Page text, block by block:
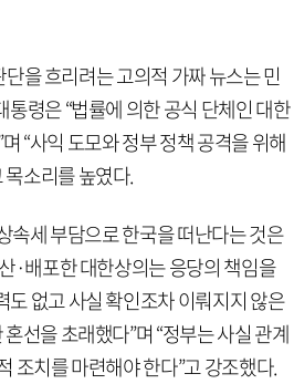
을 흐리려는 고의적 가짜 뉴스는 민
령은 “법률에 의한 공식 단체인 대한
“사익 도모와 정부 정책 공격을 위해
소리를 높였다.
속세 부담으로 한국을 떠난다는 것은
·배포한 대한상의는 응당의 책임을
없고 사실 확인조차 이뤄지지 않은
선을 초래했다”며 “정부는 사실 관계
조치를 마련해야 한다”고 강조했다.